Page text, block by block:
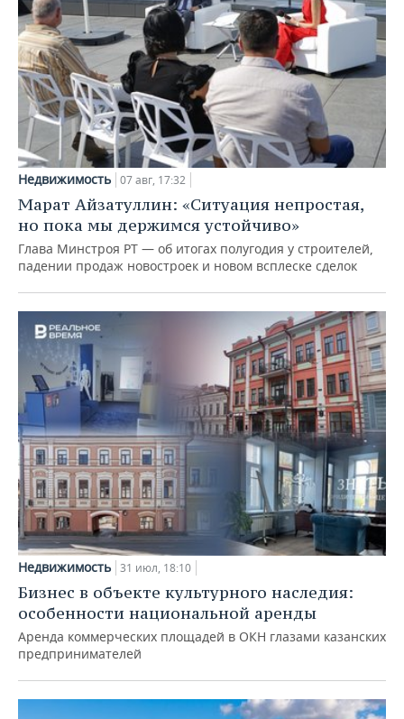
Недвижимость 07 авг, 17:32
Марат Айзатуллин: «Ситуация непростая,
но пока мы держимся устойчиво»
Глава Минстроя РТ — об итогах полугодия у строителей,
падении продаж новостроек и новом всплеске сделок
Недвижимость 31 июл, 18:10
Бизнес в объекте культурного наследия:
особенности национальной аренды
Аренда коммерческих площадей в ОКН глазами казанских
предпринимателей